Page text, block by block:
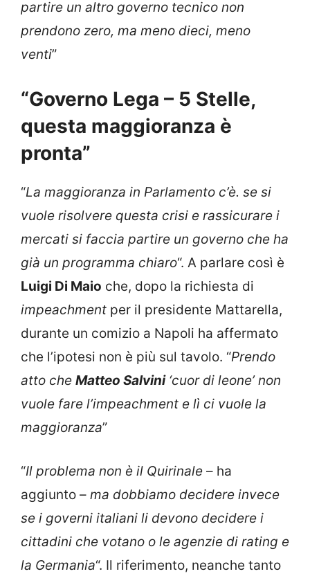
partire un altro governo tecnico non
prendono zero, ma meno dieci, meno
venti”
“Governo Lega – 5 Stelle,
questa maggioranza è
pronta”
“La maggioranza in Parlamento c’è. se si
vuole risolvere questa crisi e rassicurare i
mercati si faccia partire un governo che ha
già un programma chiaro“. A parlare così è
Luigi Di Maio che, dopo la richiesta di
impeachment per il presidente Mattarella,
durante un comizio a Napoli ha affermato
che l’ipotesi non è più sul tavolo. “Prendo
atto che Matteo Salvini‘cuor di leone’ non
vuole fare l’impeachment e lì ci vuole la
maggioranza”
“Il problema non è il Quirinale – ha
aggiunto – ma dobbiamo decidere invece
se i governi italiani li devono decidere i
cittadini che votano o le agenzie di rating e
la Germania“. Il riferimento, neanche tanto